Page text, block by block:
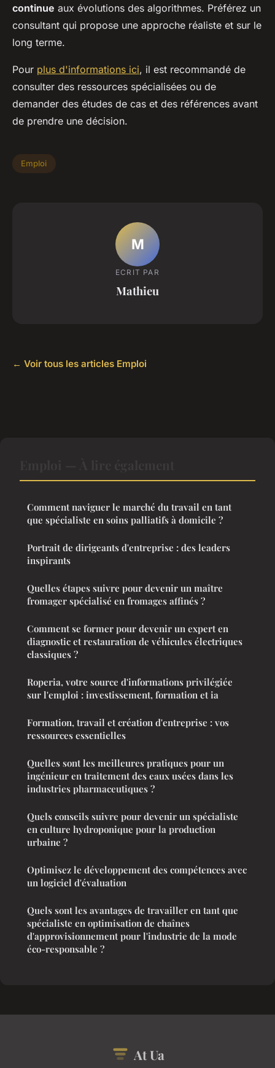
continue aux évolutions des algorithmes. Préférez un
consultant qui propose une approche réaliste et sur le
long terme.
Pour plus d'informations ici, il est recommandé de
consulter des ressources spécialisées ou de
demander des études de cas et des références avant
de prendre une décision.
Emploi
M
ECRIT PAR
Mathieu
← Voir tous les articles Emploi
Comment naviguer le marché du travail en tant
que spécialiste en soins palliatifs à domicile ?
Portrait de dirigeants d'entreprise : des leaders
inspirants
Quelles étapes suivre pour devenir un maître
fromager spécialisé en fromages affinés ?
Comment se former pour devenir un expert en
diagnostic et restauration de véhicules électriques
classiques ?
Roperia, votre source d'informations privilégiée
sur l'emploi : investissement, formation et ia
Formation, travail et création d'entreprise : vos
ressources essentielles
Quelles sont les meilleures pratiques pour un
ingénieur en traitement des eaux usées dans les
industries pharmaceutiques ?
Quels conseils suivre pour devenir un spécialiste
en culture hydroponique pour la production
urbaine ?
Optimisez le développement des compétences avec
un logiciel d'évaluation
Quels sont les avantages de travailler en tant que
spécialiste en optimisation de chaînes
d'approvisionnement pour l'industrie de la mode
éco-responsable ?
At Ua